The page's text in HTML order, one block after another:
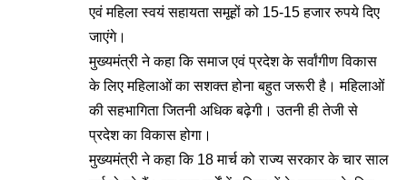
एवं महिला स्वयं सहायता समूहों को 15-15 हजार रुपये दिए
जाएंगे।
मुख्यमंत्री ने कहा कि समाज एवं प्रदेश के सर्वांगीण विकास
के लिए महिलाओं का सशक्त होना बहुत जरूरी है। महिलाओं
की सहभागिता जितनी अधिक बढ़ेगी। उतनी ही तेजी से
प्रदेश का विकास होगा।
मुख्यमंत्री ने कहा कि 18 मार्च को राज्य सरकार के चार साल